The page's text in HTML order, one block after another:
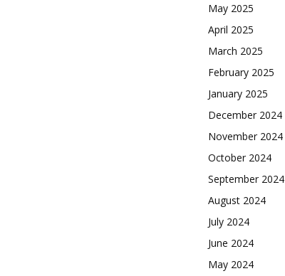
May 2025
April 2025
March 2025
February 2025
January 2025
December 2024
November 2024
October 2024
September 2024
August 2024
July 2024
June 2024
May 2024